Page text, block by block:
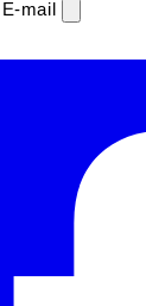
E‑mail